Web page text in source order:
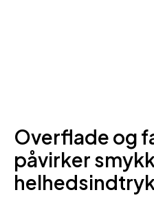
Overflade og
påvirker